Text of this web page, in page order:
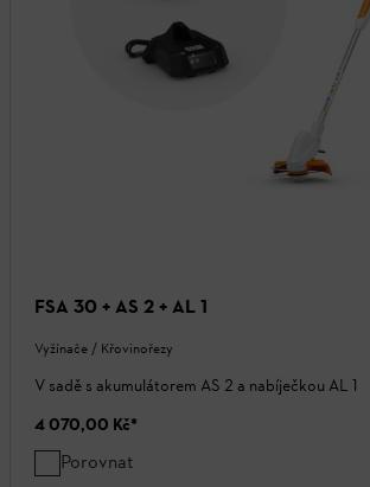
FSA 30 + AS 2 + AL 1
Vyžínače / Křovinořezy
V sadě s akumulátorem AS 2 a nabíječkou AL 1
4 070,00 Kč*
Porovnat